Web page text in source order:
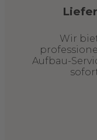
Wir
Aufbau-